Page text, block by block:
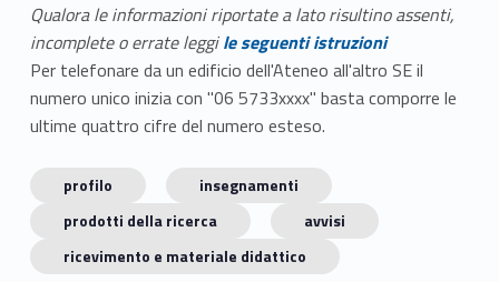
Qualora le informazioni riportate a lato risultino assenti,
incomplete o errate leggile seguenti istruzioni
Per telefonare da un edificio dell'Ateneo all'altro SE il
numero unico inizia con "06 5733xxxx" basta comporre le
ultime quattro cifre del numero esteso.
profilo
insegnamenti
prodotti della ricerca
avvisi
ricevimento e materiale didattico